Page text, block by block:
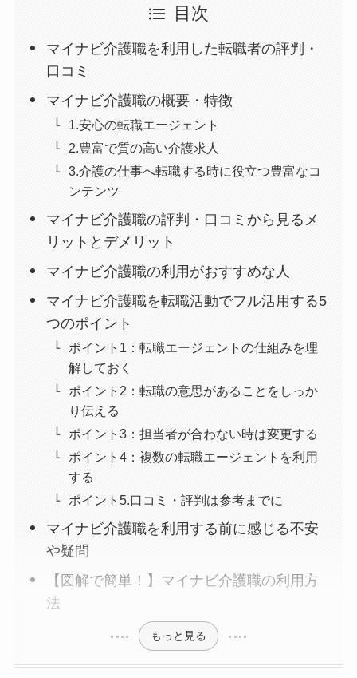
目次
マイナビ介護職を利用した転職者の評判・
口コミ
マイナビ介護職の概要・特徴
1.安心の転職エージェント
2.豊富で質の高い介護求人
3.介護の仕事へ転職する時に役立つ豊富なコ
ンテンツ
マイナビ介護職の評判・口コミから見るメ
リットとデメリット
マイナビ介護職の利用がおすすめな人
マイナビ介護職を転職活動でフル活用する5
つのポイント
ポイント1：転職エージェントの仕組みを理
解しておく
ポイント2：転職の意思があることをしっか
り伝える
ポイント3：担当者が合わない時は変更する
ポイント4：複数の転職エージェントを利用
する
ポイント5.口コミ・評判は参考までに
マイナビ介護職を利用する前に感じる不安
や疑問
【図解で簡単！】マイナビ介護職の利用方
法
もっと見る